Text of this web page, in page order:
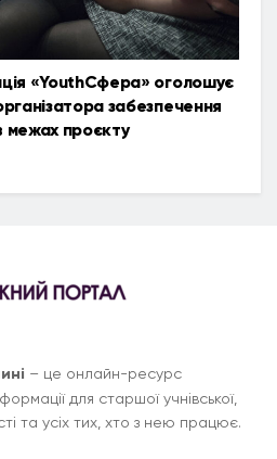
«YouthСфера» оголошує
забезпечення
межах проєкту
– це онлайн-ресурс
для старшої учнівської,
та усіх тих, хто з нею працює.